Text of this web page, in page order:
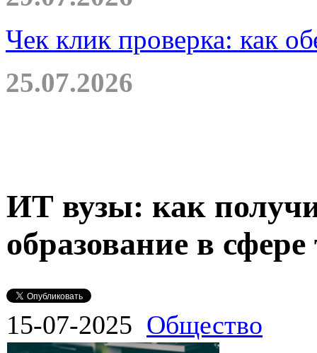
Чек клик проверка: как
25.07.2026
ИТ вузы: как
образование в
15-07-2025 Общество